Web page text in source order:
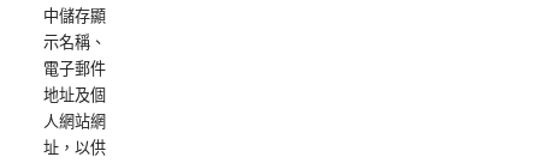
中儲存顯
示名稱、
電子郵件
地址及個
人網站網
址，以供